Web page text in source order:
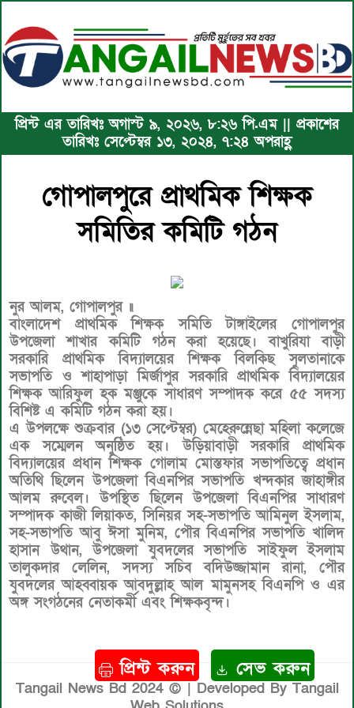
প্রিন্ট এর তারিখঃ অগাস্ট ৯, ২০২৬, ৮:২৬ পি.এম || প্রকাশের
তারিখঃ সেপ্টেম্বর ১৩, ২০২৪, ৭:২৪ অপরাহ্ণ
গোপালপুরে প্রাথমিক শিক্ষক
সমিতির কমিটি গঠন
নুর আলম, গোপালপুর ॥
বাংলাদেশ প্রাথমিক শিক্ষক সমিতি টাঙ্গাইলের গোপালপুর
উপজেলা শাখার কমিটি গঠন করা হয়েছে। বাখুরিযা বাড়ী
সরকারি প্রাথমিক বিদ্যালয়ের শিক্ষক বিলকিছ সুলতানাকে
সভাপতি ও শাহাপাড়া মির্জাপুর সরকারি প্রাথমিক বিদ্যালয়ের
শিক্ষক আরিফুল হক মঞ্জুকে সাধারণ সম্পাদক করে ৫৫ সদস্য
বিশিষ্ট এ কমিটি গঠন করা হয়।
এ উপলক্ষে শুক্রবার (১৩ সেপ্টেম্বর) মেহেরুন্নেছা মহিলা কলেজে
এক সম্মেলন অনুষ্ঠিত হয়। উড়িয়াবাড়ী সরকারি প্রাথমিক
বিদ্যালয়ের প্রধান শিক্ষক গোলাম মোস্তফার সভাপতিত্বে প্রধান
অতিথি ছিলেন উপজেলা বিএনপির সভাপতি খন্দকার জাহাঙ্গীর
আলম রুবেল। উপস্থিত ছিলেন উপজেলা বিএনপির সাধারণ
সম্পাদক কাজী লিয়াকত, সিনিয়র সহ-সভাপতি আমিনুল ইসলাম,
সহ-সভাপতি আবু ঈসা মুনিম, পৌর বিএনপির সভাপতি খালিদ
হাসান উথান, উপজেলা যুবদলের সভাপতি সাইফুল ইসলাম
তালুকদার লেলিন, সদস্য সচিব বদিউজ্জামান রানা, পৌর
যুবদলের আহব্বায়ক আবদুল্লাহ আল মামুনসহ বিএনপি ও এর
অঙ্গ সংগঠনের নেতাকর্মী এবং শিক্ষকবৃন্দ।
Tangail News Bd 2024 © | Developed By Tangail
প্রিন্ট করুন সেভ করুন